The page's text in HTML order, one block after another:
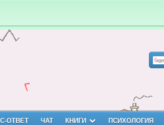
ОТВЕТ ЧАТ КНИГИ ПСИХОЛОГИЯ